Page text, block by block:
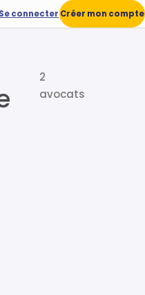
Se connecter Créer mon compte
2
avocats